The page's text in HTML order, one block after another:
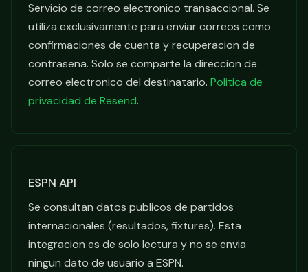
Servicio de correo electronico transaccional. Se
utiliza exclusivamente para enviar correos como
confirmaciones de cuenta y recuperacion de
contrasena. Solo se comparte la direccion de
correo electronico del destinatario. Politica de
privacidad de Resend.
ESPN API
Se consultan datos publicos de partidos
internacionales (resultados, fixtures). Esta
integracion es de solo lectura y no se envia
ningun dato de usuario a ESPN.